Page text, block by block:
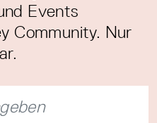
Events
Community. Nur